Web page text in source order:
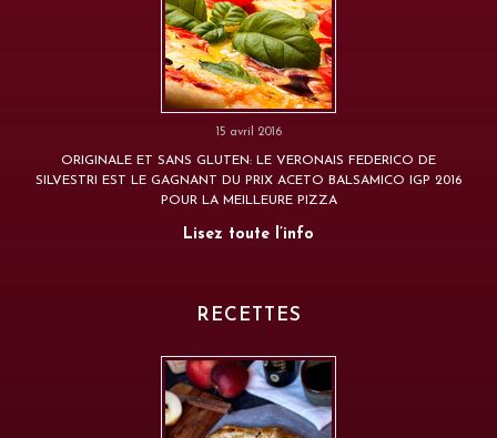
15 avril 2016
ORIGINALE ET SANS GLUTEN: LE VERONAIS FEDERICO DE
SILVESTRI EST LE GAGNANT DU PRIX ACETO BALSAMICO IGP 2016
POUR LA MEILLEURE PIZZA
Lisez toute l’info
RECETTES